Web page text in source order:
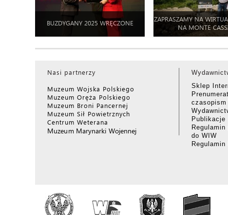
BUZDYGANY 2025 WRĘCZONE
ZAPRASZAMY NA
NA MONTE
Nasi partnerzy
Muzeum Wojska Polskiego
Muzeum Oręża Polskiego
Muzeum Broni Pancernej
Muzeum Sił Powietrznych
Centrum Weterana
Muzeum Marynarki Wojennej
Sklep
czasopism
Publikacje
do WIW